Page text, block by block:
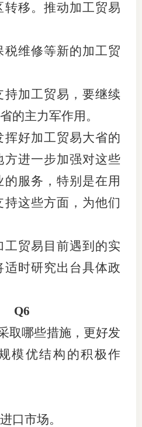
移。推动加工贸易
维修等新的加工贸
加工贸易，要继续
的主力军作用。
好加工贸易大省的
进一步加强对这些
服务，特别是在用
这些方面，为他们
贸易目前遇到的实
适时研究出台具体政
Q6
取哪些措施，更好发
模优结构的积极作
市场。